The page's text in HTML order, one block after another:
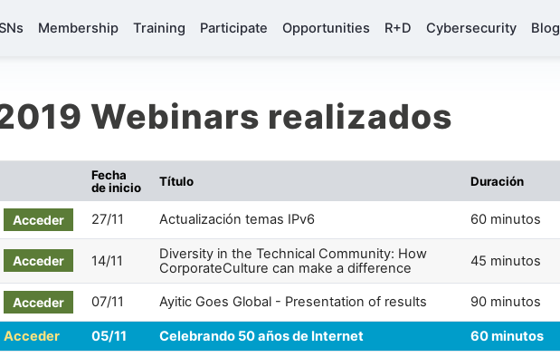
Membership Training Participate Opportunities R+D Cybersecurity Blog
Webinars realizados
Fecha
de inicio
Título Duración
Acceder 27/11 Actualización temas IPv6 60 minutos
Acceder 14/11
Diversity in the Technical Community: How
CorporateCulture can make a difference
45 minutos
Acceder 07/11 Ayitic Goes Global - Presentation of results 90 minutos
Acceder 05/11 Celebrando 50 años de Internet 60 minutos